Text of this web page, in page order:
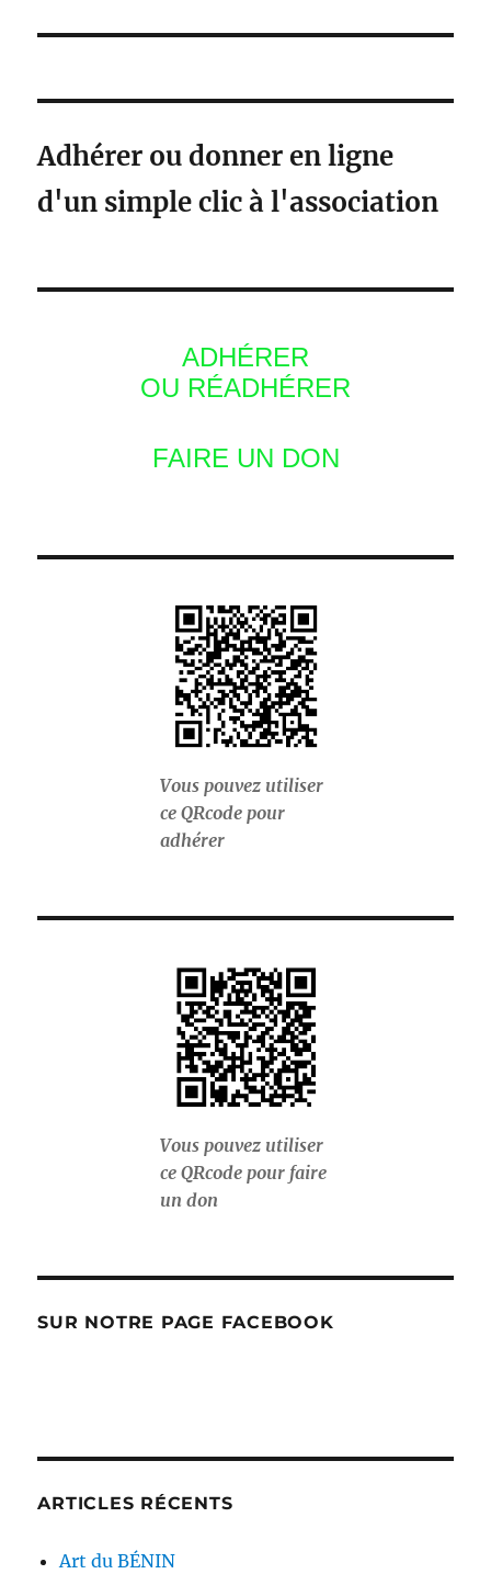
Adhérer ou donner en ligne
d'un simple clic à l'association
ADHÉRER
OU RÉADHÉRER
FAIRE UN DON
Vous pouvez utiliser
ce QRcode pour
adhérer
Vous pouvez utiliser
ce QRcode pour faire
un don
SUR NOTRE PAGE FACEBOOK
ARTICLES RÉCENTS
Art du BÉNIN